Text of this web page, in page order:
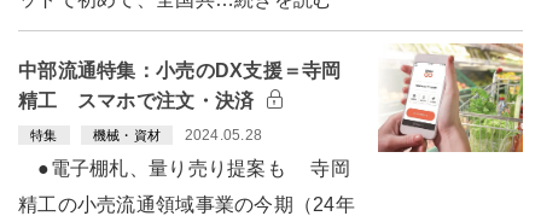
中部流通特集：小売のDX支援＝寺岡
精工 スマホで注文・決済
特集 機械・資材 2024.05.28
●電子棚札、量り売り提案も 寺岡
精工の小売流通領域事業の今期（24年